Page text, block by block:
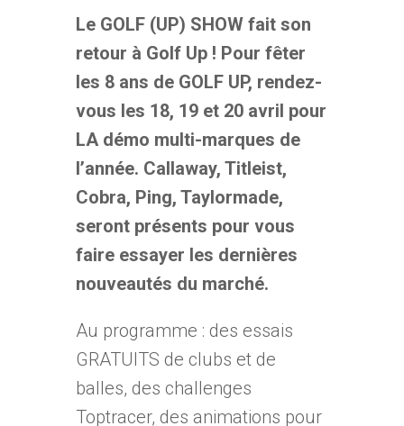
Le GOLF (UP) SHOW fait son
retour à Golf Up ! Pour fêter
les 8 ans de GOLF UP, rendez-
vous les 18, 19 et 20 avril pour
LA démo multi-marques de
l’année. Callaway, Titleist,
Cobra, Ping, Taylormade,
seront présents pour vous
faire essayer les dernières
nouveautés du marché.
Au programme : des essais
GRATUITS de clubs et de
balles, des challenges
Toptracer, des animations pour